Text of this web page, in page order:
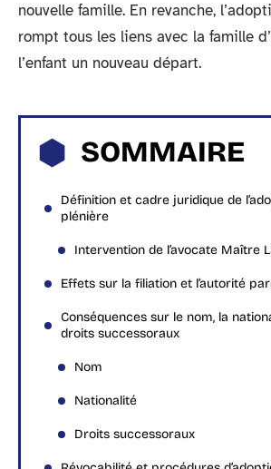
nouvelle famille. En revanche,
rompt tous les liens avec la famille
l’enfant un nouveau départ.
SOMMAIRE
Définition et cadre juridique de
plénière
Intervention de l’avocate Maître
Effets sur la filiation et l’autorité
Conséquences sur le nom, la
droits successoraux
Nom
Nationalité
Droits successoraux